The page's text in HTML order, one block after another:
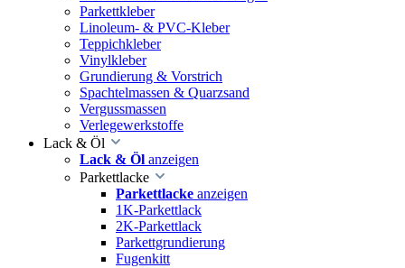
Parkettkleber
Linoleum- & PVC-Kleber
Teppichkleber
Vinylkleber
Grundierung & Vorstrich
Spachtelmassen & Quarzsand
Vergussmassen
Verlegewerkstoffe
Lack & Öl
Lack & Öl anzeigen
Parkettlacke
Parkettlacke anzeigen
1K-Parkettlack
2K-Parkettlack
Parkettgrundierung
Fugenkitt